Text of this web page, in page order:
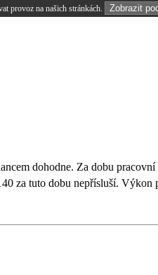
provoz na našich stránkách. Zobrazit
dohodne. Za dobu
za tuto dobu nepřísluší.